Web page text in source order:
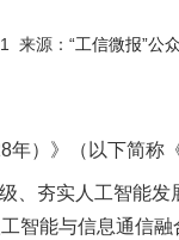
来源： “工信微报”公
）》（以下简称《
夯实人工智能发
智能与信息通信